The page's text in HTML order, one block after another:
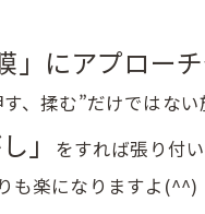
」にアプローチ
、揉む”だけではな
」
をすれば張り付
も楽になりますよ(^^)